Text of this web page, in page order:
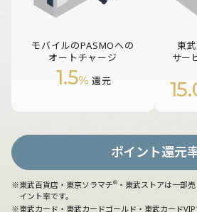
モバイルのPASMOへの
オートチャージ
1.5% 還元
東
サー
ポイント還元
※東武百貨店・東京ソラマチ® ・東武ストアは一部
イント率です。
※東武カード・東武カードゴールド・東武カード